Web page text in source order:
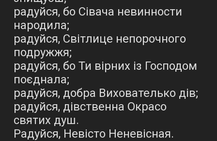
радуйся, бо Сівача невинности
народила;
радуйся, Світлице непорочного
подружжя;
радуйся, бо Ти вірних із Господом
поєднала;
радуйся, добра Вихователько дів;
радуйся, дівственна Окрасо
святих душ.
Радуйся, Невісто Неневісная.